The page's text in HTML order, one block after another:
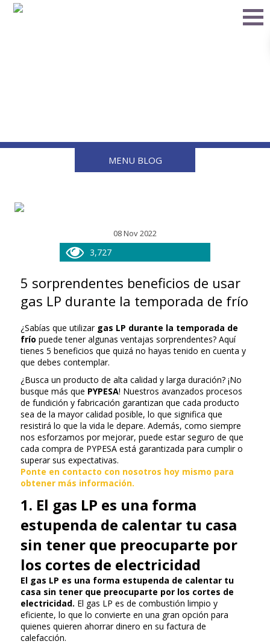
MENU BLOG
08 Nov 2022
3,727
5 sorprendentes beneficios de usar
gas LP durante la temporada de frío
¿Sabías que utilizar gas LP durante la temporada de
frío puede tener algunas ventajas sorprendentes? Aquí
tienes 5 beneficios que quizá no hayas tenido en cuenta y
que debes contemplar.
¿Busca un producto de alta calidad y larga duración? ¡No
busque más que PYPESA! Nuestros avanzados procesos
de fundición y fabricación garantizan que cada producto
sea de la mayor calidad posible, lo que significa que
resistirá lo que la vida le depare. Además, como siempre
nos esforzamos por mejorar, puede estar seguro de que
cada compra de PYPESA está garantizada para cumplir o
superar sus expectativas.
Ponte en contacto con nosotros hoy mismo para
obtener más información.
1. El gas LP es una forma
estupenda de calentar tu casa
sin tener que preocuparte por
los cortes de electricidad
El gas LP es una forma estupenda de calentar tu
casa sin tener que preocuparte por los cortes de
electricidad. El gas LP es de combustión limpio y
eficiente, lo que lo convierte en una gran opción para
quienes quieren ahorrar dinero en su factura de
calefacción.